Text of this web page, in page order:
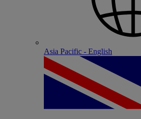
Asia Pacific - English